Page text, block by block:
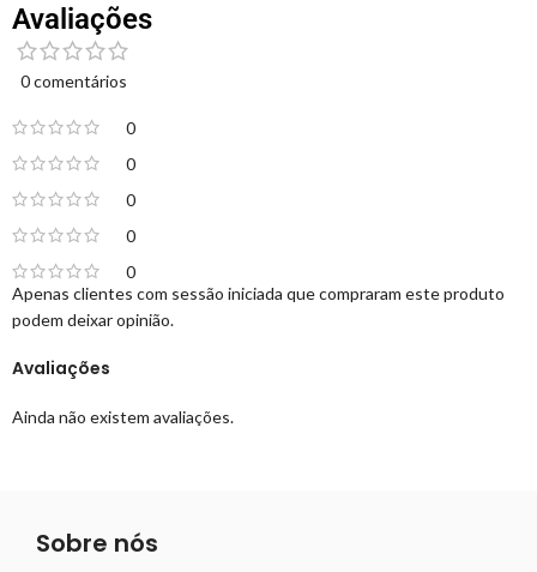
Avaliações
0 comentários
0
0
0
0
0
Avaliações
Ainda não existem avaliações.
Apenas clientes com sessão iniciada que compraram este produto
podem deixar opinião.
Sobre nós